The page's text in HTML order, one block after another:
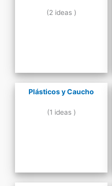
(2 ideas )
Plásticos y Caucho
(1 ideas )